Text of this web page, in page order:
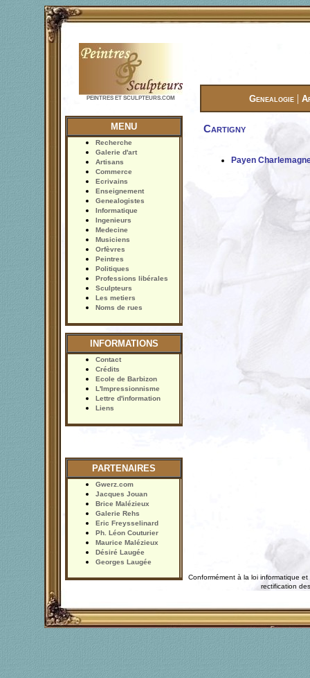
PEINTRES ET SCULPTEURS.COM Genealogie |
MENU
Recherche
Galerie d'art
Artisans
Commerce
Ecrivains
Enseignement
Genealogistes
Informatique
Ingenieurs
Medecine
Musiciens
Orfèvres
Peintres
Politiques
Professions libérales
Sculpteurs
Les metiers
Noms de rues
INFORMATIONS
Contact
Crédits
Ecole de Barbizon
L'Impressionnisme
Lettre d'information
Liens
PARTENAIRES
Gwerz.com
Jacques Jouan
Brice Malézieux
Galerie Rehs
Eric Freysselinard
Ph. Léon Couturier
Maurice Malézieux
Désiré Laugée
Georges Laugée
Cartigny
Payen
Conformément à la loi informatique
rectification